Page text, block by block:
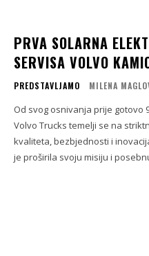
PRVA SOLARNA
SERVISA VOLVO
PREDSTAVLJAMO MILENA
Od svog osnivanja prije gotovo
Volvo Trucks temelji se na
kvaliteta, bezbjednosti i
je proširila svoju misiju i